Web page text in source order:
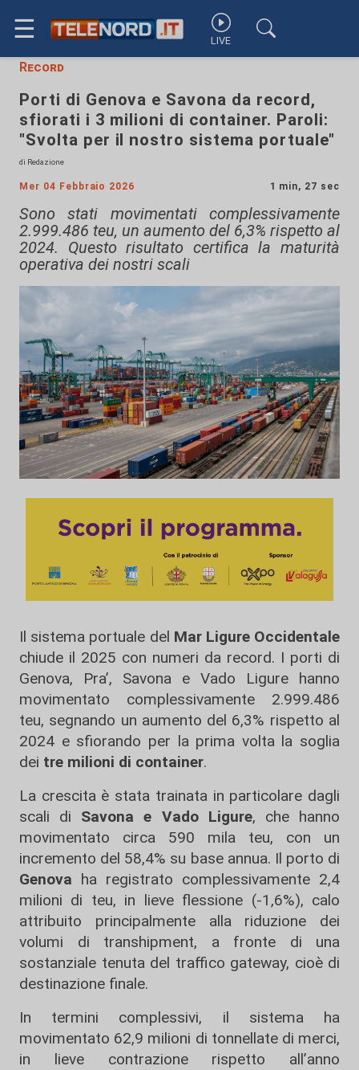
☰ LIVE
Record
Porti di Genova e Savona da record,
sfiorati i 3 milioni di container. Paroli:
"Svolta per il nostro sistema portuale"
di Redazione
Mer 04 Febbraio 2026 1 min, 27 sec
Sono stati movimentati complessivamente
2.999.486 teu, un aumento del 6,3% rispetto al
2024. Questo risultato certifica la maturità
operativa dei nostri scali
Il sistema portuale del Mar Ligure Occidentale
chiude il 2025 con numeri da record. I porti di
Genova, Pra’, Savona e Vado Ligure hanno
movimentato complessivamente 2.999.486
teu, segnando un aumento del 6,3% rispetto al
2024 e sfiorando per la prima volta la soglia
dei tre milioni di container.
La crescita è stata trainata in particolare dagli
scali di Savona e Vado Ligure, che hanno
movimentato circa 590 mila teu, con un
incremento del 58,4% su base annua. Il porto di
Genova ha registrato complessivamente 2,4
milioni di teu, in lieve flessione (-1,6%), calo
attribuito principalmente alla riduzione dei
volumi di transhipment, a fronte di una
sostanziale tenuta del traffico gateway, cioè di
destinazione finale.
In termini complessivi, il sistema ha
movimentato 62,9 milioni di tonnellate di merci,
in lieve contrazione rispetto all’anno